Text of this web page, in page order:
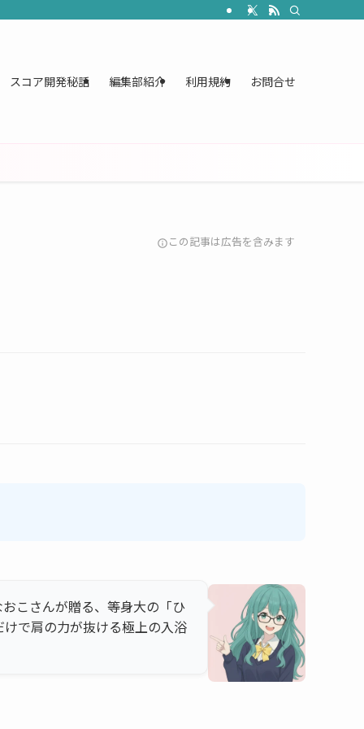
スコア開発秘話 編集部紹介 利用規約 お問合せ
info この記事は広告を含みます
こさんが贈る、等身大の「ひ
で肩の力が抜ける極上の入浴